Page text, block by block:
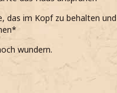
das im Kopf zu behalten
wundern.